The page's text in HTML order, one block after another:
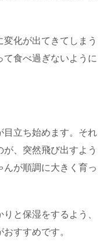
化が出てきてしまう
食べ過ぎないように
目立ち始めます。それ
、突然飛び出すよう
が順調に大きく育っ
りと保湿をするよう、
すすめです。